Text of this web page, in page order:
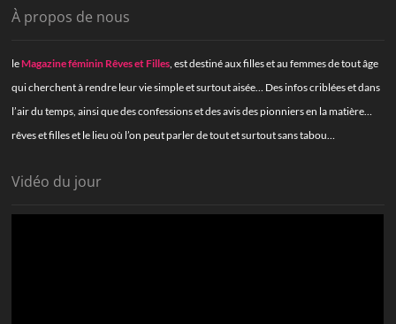
À propos de nous
leMagazine féminin Rêves et Filles, est destiné aux filles et au femmes de tout âge
qui cherchent à rendre leur vie simple et surtout aisée… Des infos criblées et dans
l’air du temps, ainsi que des confessions et des avis des pionniers en la matière…
rêves et filles et le lieu où l’on peut parler de tout et surtout sans tabou…
Vidéo du jour